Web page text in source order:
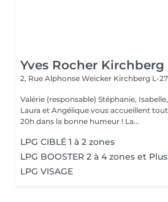
Yves Rocher Kirchberg
2, Rue Alphonse Weicker Kirchberg L-
Valérie (responsable) Stéphanie,
Laura et Angélique vous accueillent
20h dans la bonne humeur ! La...
LPG CIBLÉ 1 à 2 zones
LPG BOOSTER 2 à 4 zones et Plus
LPG VISAGE